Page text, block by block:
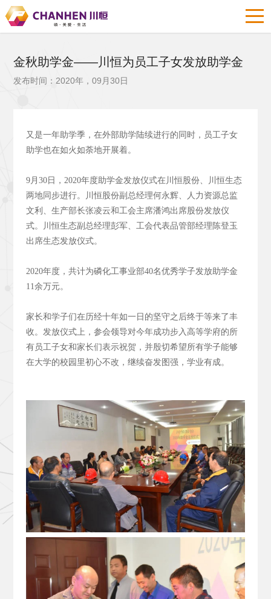
金秋助学金——川恒为员工子女发放助学金
发布时间：2020年，09月30日
又是一年助学季，在外部助学陆续进行的同时，员工子女
助学也在如火如荼地开展着。
9月30日，2020年度助学金发放仪式在川恒股份、川恒生态
两地同步进行。川恒股份副总经理何永辉、人力资源总监
文利、生产部长张凌云和工会主席潘鸿出席股份发放仪
式。川恒生态副总经理彭军、工会代表品管部经理陈登玉
出席生态发放仪式。
2020年度，共计为磷化工事业部40名优秀学子发放助学金
11余万元。
家长和学子们在历经十年如一日的坚守之后终于等来了丰
收。发放仪式上，参会领导对今年成功步入高等学府的所
有员工子女和家长们表示祝贺，并殷切希望所有学子能够
在大学的校园里初心不改，继续奋发图强，学业有成。